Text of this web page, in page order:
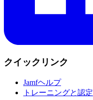
クイックリンク
Jamfヘルプ
トレーニングと認定